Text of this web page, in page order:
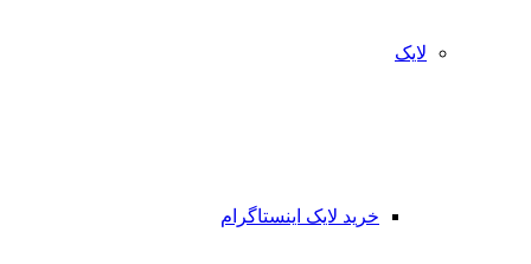
لایک
خرید لایک اینستاگرام